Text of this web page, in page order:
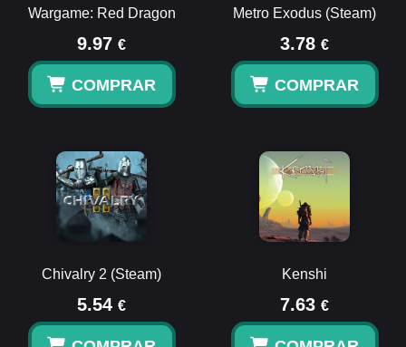
Wargame: Red Dragon
9.97 €
COMPRAR
Metro Exodus (Steam)
3.78 €
COMPRAR
Chivalry 2 (Steam)
5.54 €
Kenshi
7.63 €